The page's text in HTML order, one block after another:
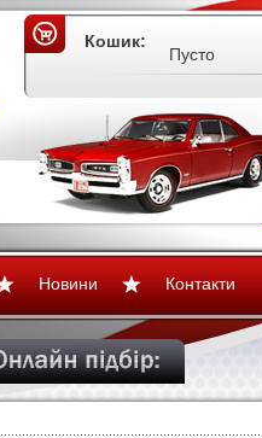
Кошик:
Пусто
Новини Контакти